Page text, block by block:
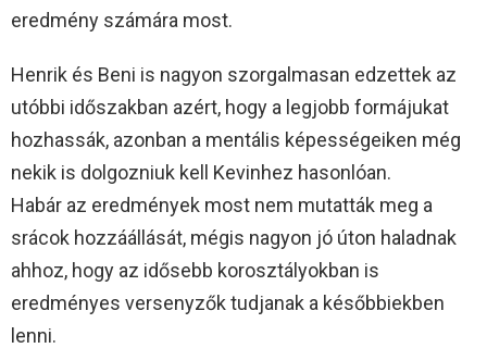
eredmény számára most.
Henrik és Beni is nagyon szorgalmasan edzettek az
utóbbi időszakban azért, hogy a legjobb formájukat
hozhassák, azonban a mentális képességeiken még
nekik is dolgozniuk kell Kevinhez hasonlóan.
Habár az eredmények most nem mutatták meg a
srácok hozzáállását, mégis nagyon jó úton haladnak
ahhoz, hogy az idősebb korosztályokban is
eredményes versenyzők tudjanak a későbbiekben
lenni.